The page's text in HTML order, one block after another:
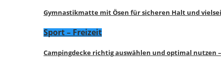
Gymnastikmatte mit Ösen für sicheren Halt und
Sport – Freizeit
Campingdecke richtig auswählen und optimal nutzen